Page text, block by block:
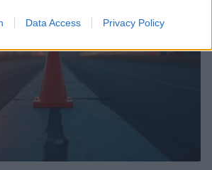
Data Access Privacy Policy